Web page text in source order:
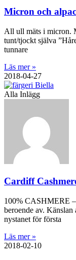
Micron och
All ull mäts i micron.
tunt/tjockt själva
tunnare
Läs mer »
2018-04-27
Alla Inlägg
Cardiff
100% CASHMERE
beroende av. Känslan
nystanet för första
Läs mer »
2018-02-10